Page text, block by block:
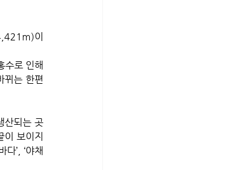
이
수로 인해
뀌는 한편
산되는 곳
보이지
’, ‘야채